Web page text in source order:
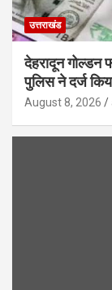
उत्तराखंड
देहरादून गोल्डन
पुलिस ने दर्ज
August 8, 2026